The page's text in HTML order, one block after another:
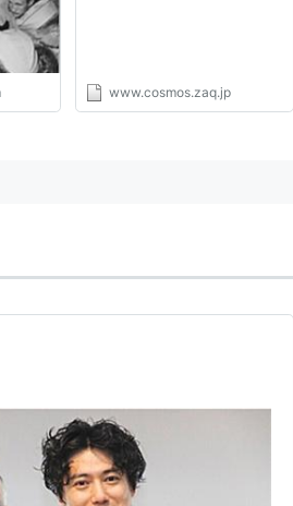
www.cosmos.zaq.jp